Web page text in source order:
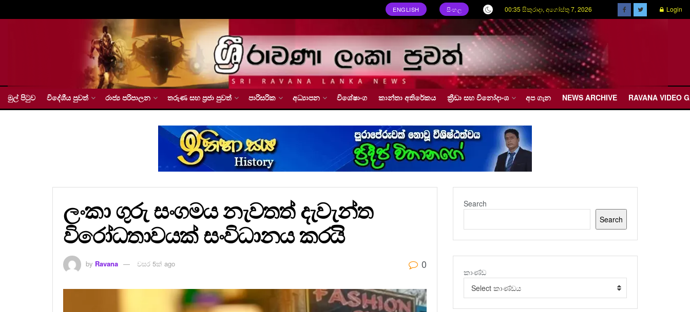
ENGLISH සිංහල 00:35 සිකුරාදා, අගෝස්තු 7, 2026 Login
මුල් පිටුව විදේශීය පුවත් රාජ්‍ය පරිපාලන තරුණ සහ ප්‍රජා පුවත් පාරිසරික අධ්‍යාපන විශේෂාංග කාන්තා අතිරේකය ක්‍රීඩා සහ විනෝදාංශ අප ගැන NEWS ARCHIVE RAVANA VIDEO
ලංකා ගුරු සංගමය නැවතත් දැවැන්ත
විරෝධතාවයක් සංවිධානය කරයි
by Ravana වසර 5ක් ago 0
Search
Search
කාණ්ඩ
Select කාණ්ඩය